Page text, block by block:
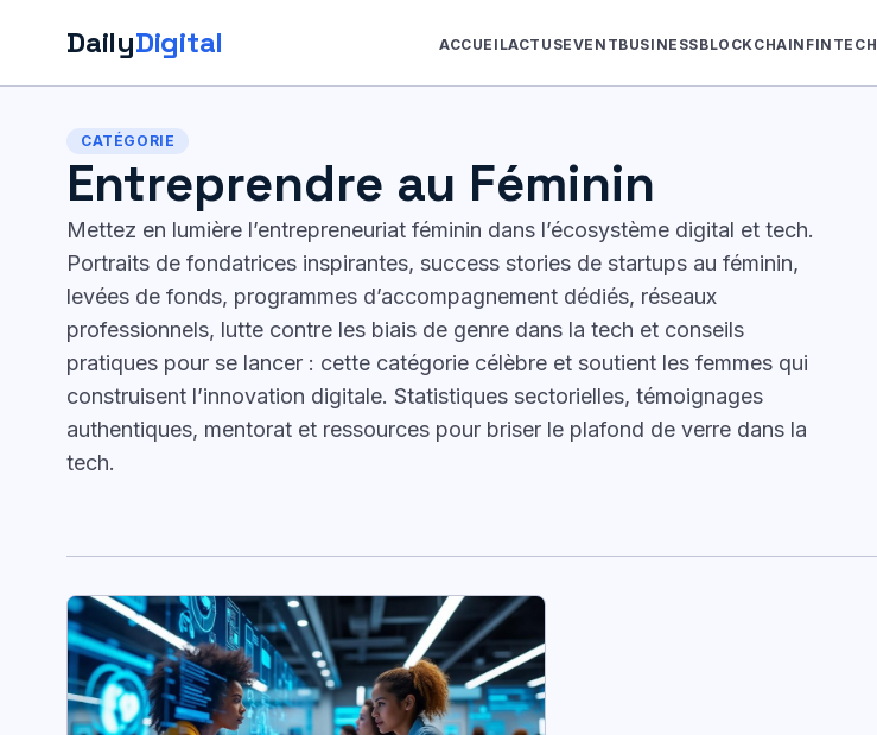
DailyDigital ACCUEILACTUSEVENTBUSINESSBLOCKCHAIN FINTECH
contenu
CATÉGORIE
Entreprendre au Féminin
Mettez en lumière l’entrepreneuriat féminin dans l’écosystème digital et tech.
Portraits de fondatrices inspirantes, success stories de startups au féminin,
levées de fonds, programmes d’accompagnement dédiés, réseaux
professionnels, lutte contre les biais de genre dans la tech et conseils
pratiques pour se lancer : cette catégorie célèbre et soutient les femmes qui
construisent l’innovation digitale. Statistiques sectorielles, témoignages
authentiques, mentorat et ressources pour briser le plafond de verre dans la
tech.